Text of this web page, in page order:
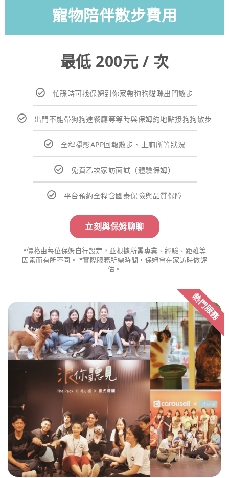
寵物陪伴散步費用
最低 200元 / 次
忙碌時可找保姆到你家帶狗狗貓咪出門散步
出門不能帶狗狗進餐廳等等時與保姆約地點接狗狗散步
全程攝影APP回報散步、上廁所等狀況
免費乙次家訪面試（體驗保姆）
平台預約全程含國泰保險與品質保障
立刻與保姆聊聊
*價格由每位保姆自行設定，並根據所需專業、經驗、距離等
因素而有所不同。 *實際服務所需時間，保姆會在家訪時做評
估。
熱門服務